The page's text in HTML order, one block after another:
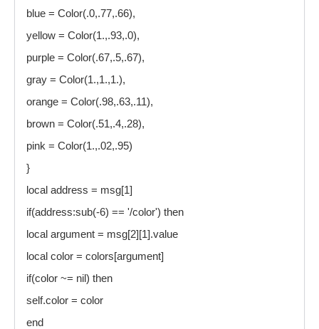
blue = Color(.0,.77,.66),
yellow = Color(1.,.93,.0),
purple = Color(.67,.5,.67),
gray = Color(1.,1.,1.),
orange = Color(.98,.63,.11),
brown = Color(.51,.4,.28),
pink = Color(1.,.02,.95)
}
local address = msg[1]
if(address:sub(-6) == '/color') then
local argument = msg[2][1].value
local color = colors[argument]
if(color ~= nil) then
self.color = color
end